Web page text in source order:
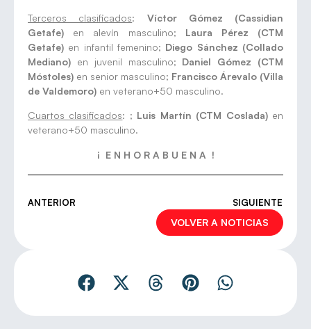
Terceros clasificados: Víctor Gómez (Cassidian
Getafe) en alevín masculino; Laura Pérez (CTM
Getafe) en infantil femenino; Diego Sánchez (Collado
Mediano) en juvenil masculino; Daniel Gómez (CTM
Móstoles) en senior masculino; Francisco Árevalo (Villa
de Valdemoro) en veterano+50 masculino.
Cuartos clasificados: ; Luis Martín (CTM Coslada)en
veterano+50 masculino.
¡ E N H O R A B U E N A !
ANTERIOR SIGUIENTE
VOLVER A NOTICIAS